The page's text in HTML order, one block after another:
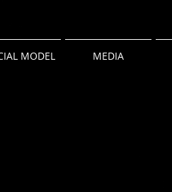
MODEL MEDIA